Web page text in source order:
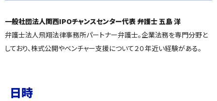
一般社団法人関西IPOチャンスセンター代表 弁護士 五島 洋
弁護士法人飛翔法律事務所パートナー弁護士。企業法務を専門分野と
しており、株式公開やベンチャー支援について２０年近い経験がある。
日時